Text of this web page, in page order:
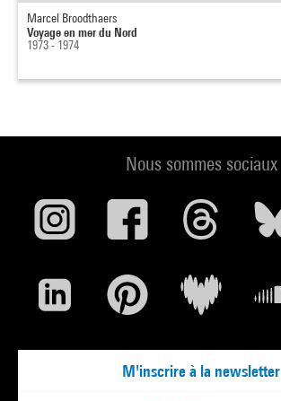
Marcel Broodthaers
Voyage en mer du Nord
1973 - 1974
Nous sommes sociaux
M'inscrire à la newsletter